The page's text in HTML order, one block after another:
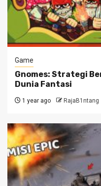
Game
Gnomes: Strategi
Dunia Fantasi
1 year ago RajaB1ntang